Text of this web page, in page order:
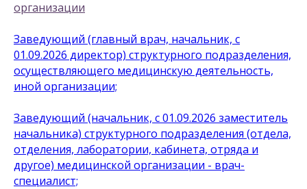
организации
Заведующий (главный врач, начальник, с
01.09.2026 директор) структурного подразделения,
осуществляющего медицинскую деятельность,
иной организации;
Заведующий (начальник, с 01.09.2026 заместитель
начальника) структурного подразделения (отдела,
отделения, лаборатории, кабинета, отряда и
другое) медицинской организации - врач-
специалист;